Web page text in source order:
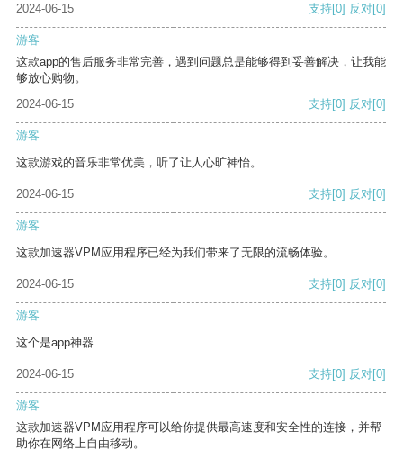
2024-06-15 支持[0] 反对[0]
游客
这款app的售后服务非常完善，遇到问题总是能够得到妥善解决，让我能
够放心购物。
2024-06-15
支持[0] 反对[0]
游客
这款游戏的音乐非常优美，听了让人心旷神怡。
2024-06-15 支持[0] 反对[0]
游客
这款加速器VPM应用程序已经为我们带来了无限的流畅体验。
2024-06-15 支持[0] 反对[0]
游客
这个是app神器
2024-06-15 支持[0] 反对[0]
游客
这款加速器VPM应用程序可以给你提供最高速度和安全性的连接，并帮
助你在网络上自由移动。